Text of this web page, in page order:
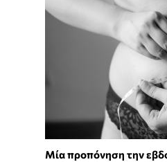
Μία προπόνηση την